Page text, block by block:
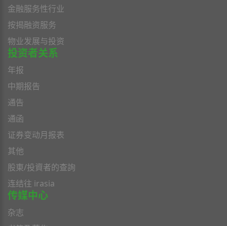
金融服务性行业
按揭融资服务
物业发展与投资
投资者关系
年报
中期报告
通告
通函
证券变动月报表
其他
股東/投資者的查詢
连结往 irasia
传媒中心
杂志